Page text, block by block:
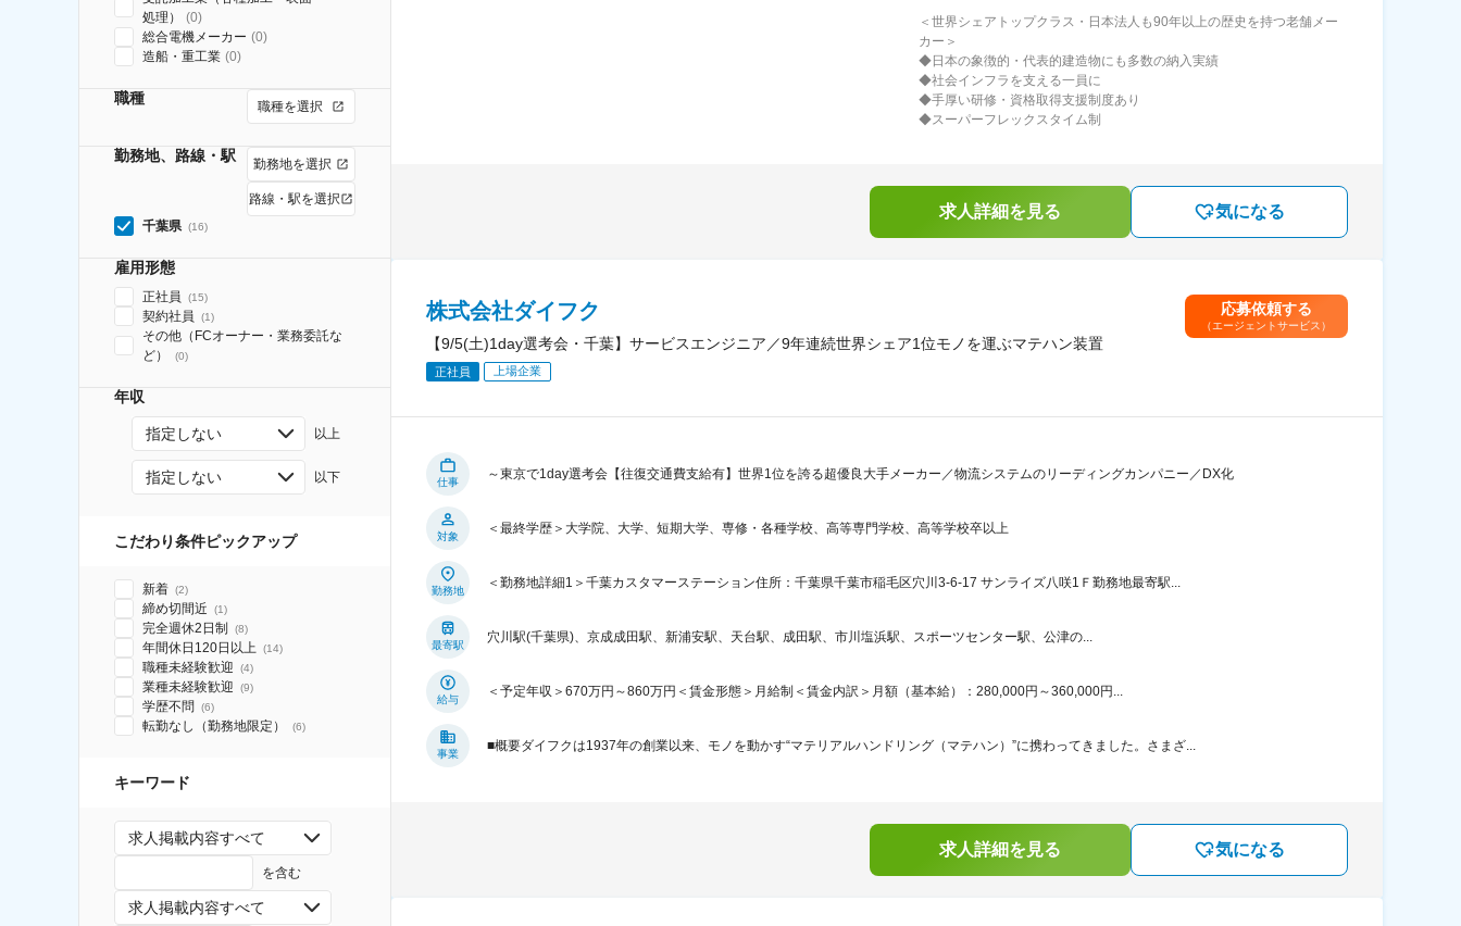
処理）
(0)
総合電機メーカー (0)
造船・重工業 (0)
職種 職種を選択
勤務地、路線・駅 勤務地を選択
路線・駅を選択
千葉県 (16)
雇用形態
正社員 (15)
契約社員 (1)
その他（FCオーナー・業務委託な
ど）
(0)
年収
指定しない 以上
指定しない 以下
こだわり条件ピックアップ
新着 (2)
締め切間近 (1)
完全週休2日制 (8)
年間休日120日以上 (14)
職種未経験歓迎 (4)
業種未経験歓迎 (9)
学歴不問 (6)
転勤なし（勤務地限定） (6)
キーワード
求人掲載内容すべて
を含む
求人掲載内容すべて
＜世界シェアトップクラス・日本法人も90年以上の歴史を持つ老舗メー
カー＞
◆日本の象徴的・代表的建造物にも多数の納入実績
◆社会インフラを支える一員に
◆手厚い研修・資格取得支援制度あり
◆スーパーフレックスタイム制
求人詳細を見る 気になる
株式会社ダイフク
【9/5(土)1day選考会・千葉】サービスエンジニア／9年連続世界シェア1位モノを運ぶマテハン装置
正社員 上場企業
応募依頼する
（エージェントサービス）
仕事
～東京で1day選考会【往復交通費支給有】世界1位を誇る超優良大手メーカー／物流システムのリーディングカンパニー／DX化
対象
＜最終学歴＞大学院、大学、短期大学、専修・各種学校、高等専門学校、高等学校卒以上
勤務地
＜勤務地詳細1＞千葉カスタマーステーション住所：千葉県千葉市稲毛区穴川3-6-17 サンライズ八咲1Ｆ勤務地最寄駅...
最寄駅
穴川駅(千葉県)、京成成田駅、新浦安駅、天台駅、成田駅、市川塩浜駅、スポーツセンター駅、公津の...
給与
＜予定年収＞670万円～860万円＜賃金形態＞月給制＜賃金内訳＞月額（基本給）：280,000円～360,000円...
事業
■概要ダイフクは1937年の創業以来、モノを動かす“マテリアルハンドリング（マテハン）”に携わってきました。さまざ...
求人詳細を見る 気になる